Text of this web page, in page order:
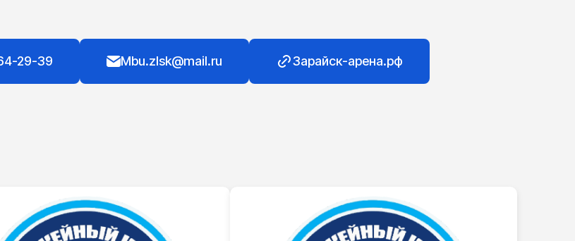
29-39 Mbu.zlsk@mail.ru Зарайск-арена.рф